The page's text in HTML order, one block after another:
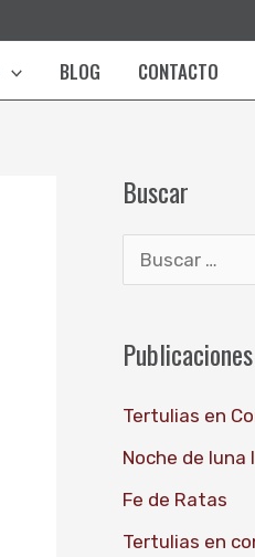
BLOG CONTACTO
Buscar
s
a
r
p
o
Tertulias en
Noche de luna
Fe de Ratas
Tertulias en